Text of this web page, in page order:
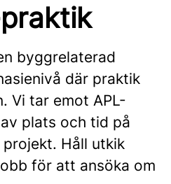
byggrelaterad
där praktik
Vi tar emot APL-
plats och tid på
Håll utkik
för att ansöka om